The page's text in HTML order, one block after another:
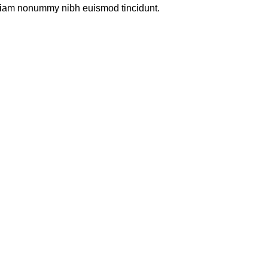
nonummy nibh euismod tincidunt.